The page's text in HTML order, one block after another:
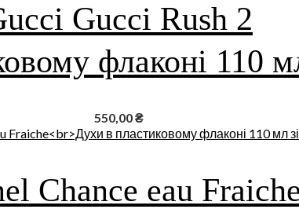
Gucci Rush 2
флаконі 110
550,00₴
Chance eau